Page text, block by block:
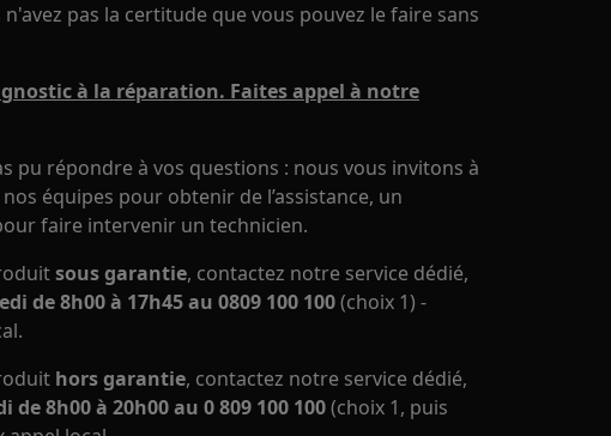
pas la certitude que vous pouvez le faire sans
à la réparation. Faites appel à notre
pu répondre à vos questions : nous vous invitons à
équipes pour obtenir de l’assistance, un
faire intervenir un technicien.
sous garantie, contactez notre service dédié,
de 8h00 à 17h45 au 0809 100 100(choix 1) -
hors garantie, contactez notre service dédié,
de 8h00 à 20h00 au 0 809 100 100(choix 1, puis